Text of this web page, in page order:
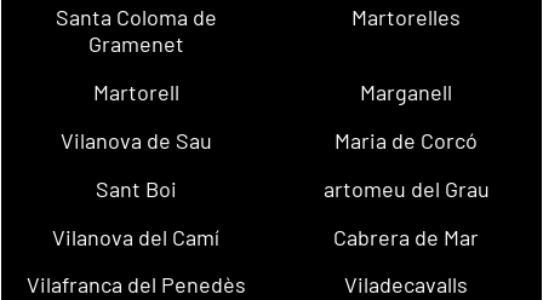
Santa Coloma de
Gramenet
Martorelles
Martorell
Marganell
Vilanova de Sau
Maria de Corcó
Sant Boi
artomeu del Grau
Vilanova del Camí
Cabrera de Mar
Vilafranca del Penedès
Viladecavalls